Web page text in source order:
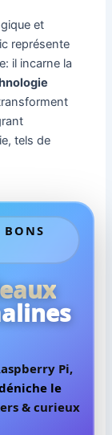
et
représente
il incarne la
tels de
Pi,
le
& curieux